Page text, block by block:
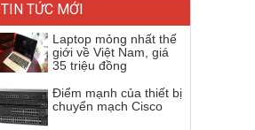
TIN TỨC MỚI
Laptop mỏng nhất thế
giới về Việt Nam, giá
35 triệu đồng
Điểm mạnh của thiết bị
chuyển mạch Cisco